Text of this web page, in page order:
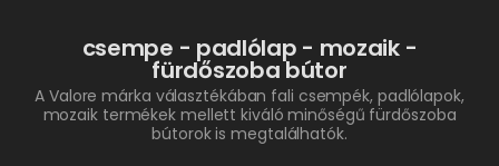
csempe - padlólap - mozaik -
fürdőszoba bútor
A Valore márka választékában fali csempék, padlólapok,
mozaik termékek mellett kiváló minőségű fürdőszoba
bútorok is megtalálhatók.